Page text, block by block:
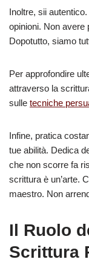
Inoltre, sii
opinioni. Non avere
Dopotutto, siamo
Per approfondire
attraverso la
sulle tecniche
Infine, pratica
tue abilità. Dedica
che non scorre fa
scrittura è un’arte.
maestro. Non
Il Ruolo
Scrittura